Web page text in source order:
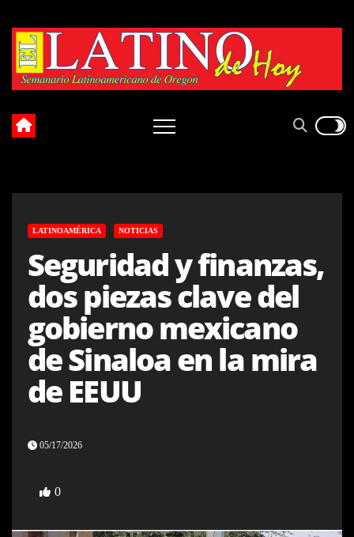
content
LATINOAMÉRICA NOTICIAS
Seguridad y finanzas,
dos piezas clave del
gobierno mexicano
de Sinaloa en la mira
de EEUU
05/17/2026
0